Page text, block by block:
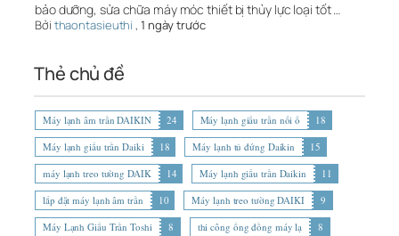
bảo dưỡng, sửa chữa máy móc thiết bị thủy lực loại tốt …
Bởi thaontasieuthi , 1 ngày trước
Thẻ chủ đề
Máy lạnh âm trần DAIKIN 24 Máy lạnh giấu trần nối ố
18
Máy lạnh giấu trần Daiki
18 Máy lạnh tủ đứng Daikin
15
máy lạnh treo tường DAIK
14 Máy lạnh giấu trần Daikin
11
lắp đặt máy lạnh âm trần
10 Máy lạnh treo tường DAIKI
9
Máy Lạnh Giấu Trần Toshi
8 thi công ống đồng máy lạ
8